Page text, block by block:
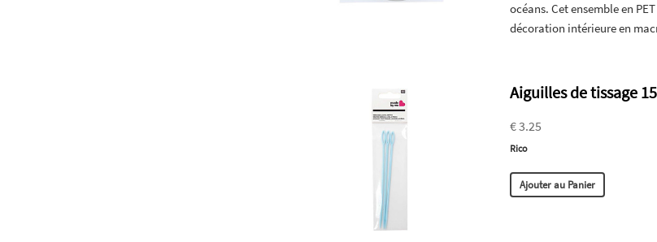
océans. Cet ensemble en
décoration intérieure en
Aiguilles de tissage
€ 3.25
Rico
Ajouter au Panier